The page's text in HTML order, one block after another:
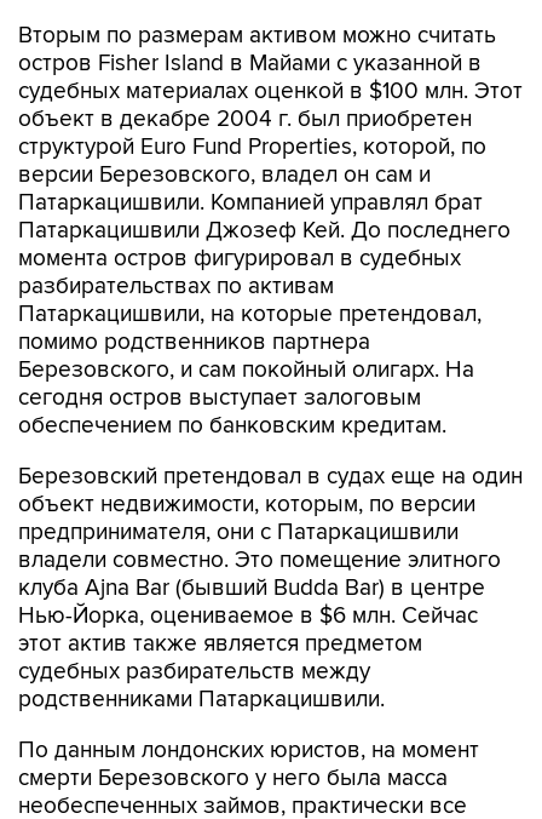
Вторым по размерам активом можно считать
остров Fisher Island в Майами с указанной в
судебных материалах оценкой в $100 млн. Этот
объект в декабре 2004 г. был приобретен
структурой Euro Fund Properties, которой, по
версии Березовского, владел он сам и
Патаркацишвили. Компанией управлял брат
Патаркацишвили Джозеф Кей. До последнего
момента остров фигурировал в судебных
разбирательствах по активам
Патаркацишвили, на которые претендовал,
помимо родственников партнера
Березовского, и сам покойный олигарх. На
сегодня остров выступает залоговым
обеспечением по банковским кредитам.
Березовский претендовал в судах еще на один
объект недвижимости, которым, по версии
предпринимателя, они с Патаркацишвили
владели совместно. Это помещение элитного
клуба Ajna Bar (бывший Budda Bar) в центре
Нью-Йорка, оцениваемое в $6 млн. Сейчас
этот актив также является предметом
судебных разбирательств между
родственниками Патаркацишвили.
По данным лондонских юристов, на момент
смерти Березовского у него была масса
необеспеченных займов, практически все